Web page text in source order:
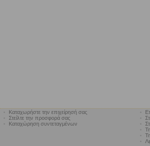
Καταχωρήστε την επιχείρησή σας
Στείλτε την προσφορά σας
Καταχώρηση συντεταγμένων